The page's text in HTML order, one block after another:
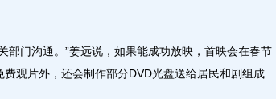
门沟通。”姜远说，如果能成功放映，首映会在春节
观片外，还会制作部分DVD光盘送给居民和剧组成